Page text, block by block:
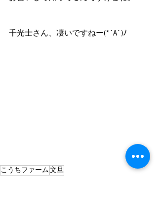
千光士さん、凄いですねー(*´A`)ﾉ
こうちファーム文旦